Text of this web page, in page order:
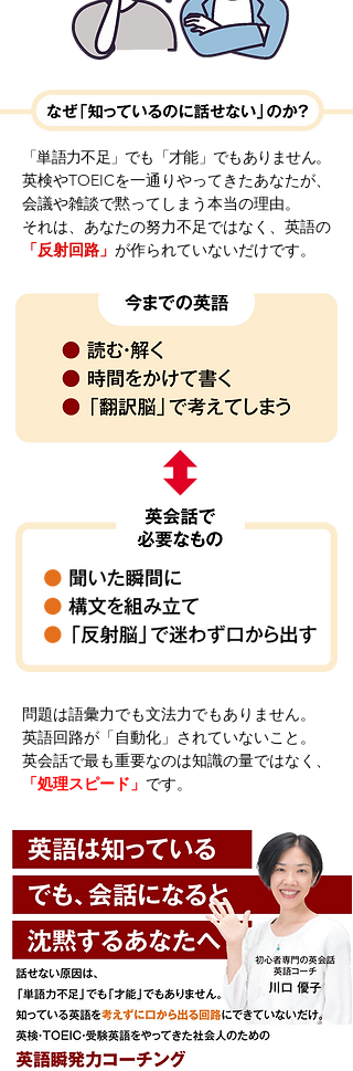
「単語力不足」でも「才能」でもありません。
英検やTOEICを一通りやってきたあなたが、
会議や雑談で黙ってしまう本当の理由。
それは、あなたの努力不足ではなく、英語の
「反射回路」 が作られていないだけです。
問題は語彙力でも文法力でもありません。
英語回路が「自動化」されていないこと。
英会話で最も重要なのは知識の量ではなく、
「処理スピード」 です。